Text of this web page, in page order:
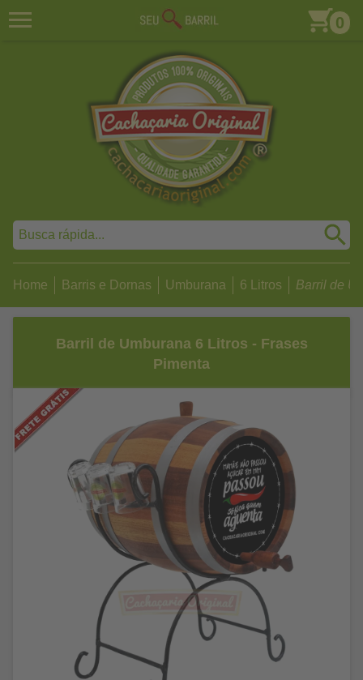
0
Home Barris e Dornas Umburana 6 Litros Barril de
Barril de Umburana 6 Litros - Frases
Pimenta